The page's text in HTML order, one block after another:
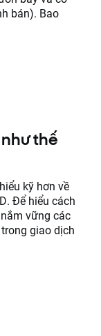
bán). Bao
thế
kỹ hơn về
Để hiểu cách
vững các
giao dịch